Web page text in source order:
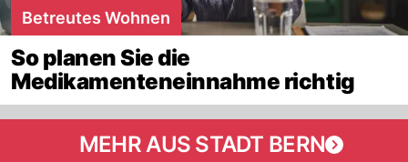
Betreutes Wohnen
So planen Sie die
Medikamenteneinnahme richtig
MEHR AUS STADT BERN